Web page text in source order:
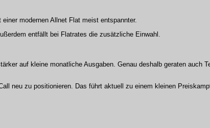
modernen Allnet Flat meist entspannter.
entfällt bei Flatrates die zusätzliche Einwahl.
auf kleine monatliche Ausgaben. Genau deshalb geraten auch
neu zu positionieren. Das führt aktuell zu einem kleinen